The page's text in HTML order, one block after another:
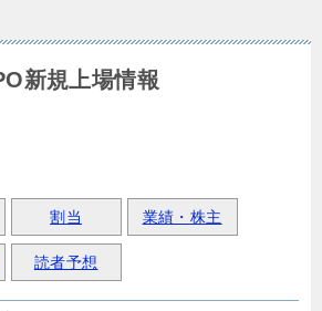
新規上場情報
割当 業績・株主
読者予想